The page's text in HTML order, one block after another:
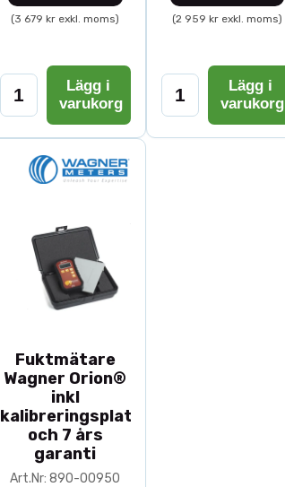
(3 679 kr exkl. moms)
Lägg i
varukorg
(2 959 kr exkl. moms)
Lägg i
varukorg
Fuktmätare
Wagner Orion®
inkl
kalibreringsplatta
och 7 års
garanti
Art.Nr: 890-00950